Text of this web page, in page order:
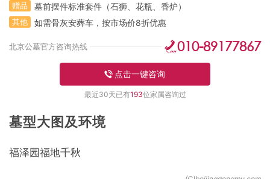
赠品 墓前摆件标准套件（石狮、花瓶、香炉）
其他 如需骨灰安葬车，按市场价8折优惠
北京公墓官方咨询热线 010-89177867
点击一键咨询
最近30天已有193位家属咨询过
墓型大图及环境
福泽园福地千秋